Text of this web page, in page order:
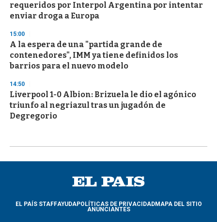
requeridos por Interpol Argentina por intentar
enviar droga a Europa
15:00
A la espera de una "partida grande de
contenedores", IMM ya tiene definidos los
barrios para el nuevo modelo
14:50
Liverpool 1-0 Albion: Brizuela le dio el agónico
triunfo al negriazul tras un jugadón de
Degregorio
EL PAÍS STAFFAYUDAPOLÍTICAS DE PRIVACIDADMAPA DEL SITIO
ANUNCIANTES